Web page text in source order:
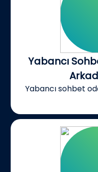
Yabancı
Yabancı sohbet